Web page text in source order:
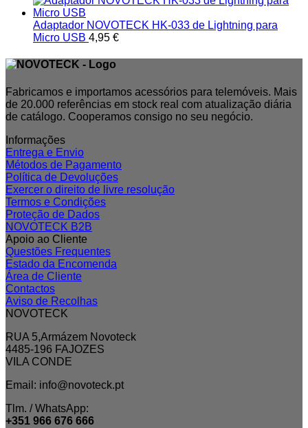
Adaptador NOVOTECK HK-033 de Lightning para
Micro USB 4,95 €
Fabricamos e importamos acessórios para telemóveis. Mais
de 20.000 referências em stock real com atualização diária
de catálogo. Cooperamos consigo no seu negócio.
Informações
Entrega e Envio
Métodos de Pagamento
Política de Devoluções
Exercer o direito de livre resolução
Termos e Condições
Proteção de Dados
NOVOTECK B2B
Apoio ao Cliente
Questões Frequentes
Estado da Encomenda
Área de Cliente
Contactos
Aviso de Recolhas
NOVOTECK
RUA 5,Armázem Novoteck
4485-196 FAJOZES
VILA CONDE
Email: info@novoteck.pt
Tlm. / WhatsApp:
+351 966 676 666